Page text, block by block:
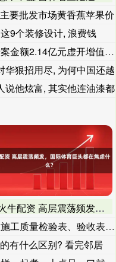
要批发市场黄香蕉苹果价
9个装修设计, 浪费钱
额2.14亿元虚开增值税发
华狠招用尽, 为何中国还越
说他炫富, 其实他连油漆都
配资 高层震荡频发，国际体育巨头都在焦虑什么？
量检验表、验收表填表基本
有什么区别? 看完邻居